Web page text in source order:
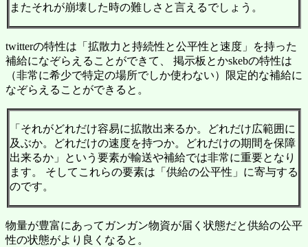
またそれが崩壊した時の難しさと言えるでしょう。
twitterの特性は「拡散力と持続性と公平性と速度」を持った
補給になぞらえることができて、 掲示板とかskebの特性は
（非常に希少で特定の場所でしか使わない）限定的な補給に
なぞらえることができると。
「それがどれだけ容易に拡散出来るか。どれだけ広範囲に
及ぶか。どれだけの速度を持つか。どれだけの期間を保障
出来るか」という要素が輸送や補給では非常に重要となり
ます。 そしてこれらの要素は「供給の公平性」に寄与する
のです。
物量が豊富にあってガンガン物資が届く状態だと供給の公平
性の状態がより良くなると。